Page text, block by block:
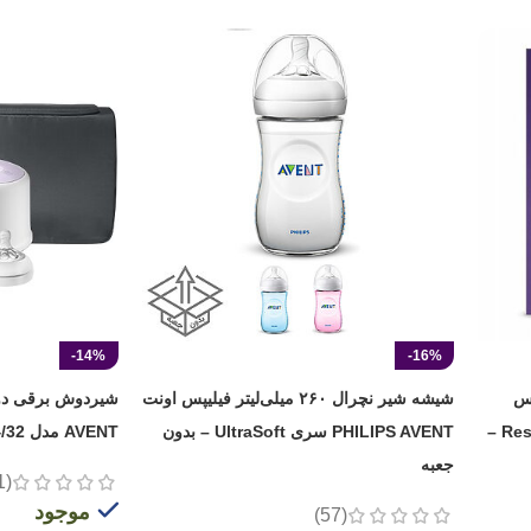
اونت PHILIPS AVENT سری Response –
-16%
شیشه شیر نچرال ۲۶۰ میلی‌لیتر فیلیپس اونت
PHILIPS AVENT سری UltraSoft – بدون
جعبه
(57)
-14%
AVENT مدل SCF334/32
(1)
موجود